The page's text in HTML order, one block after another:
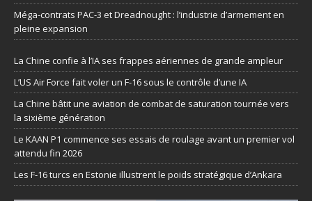
Méga-contrats PAC-3 et Dreadnought : l’industrie d’armement en
pleine expansion
La Chine confie à l’IA ses frappes aériennes de grande ampleur
L’US Air Force fait voler un F-16 sous le contrôle d’une IA
La Chine bâtit une aviation de combat de saturation tournée vers
la sixième génération
Le KAAN P1 commence ses essais de roulage avant un premier vol
attendu fin 2026
Les F-16 turcs en Estonie illustrent le poids stratégique d’Ankara